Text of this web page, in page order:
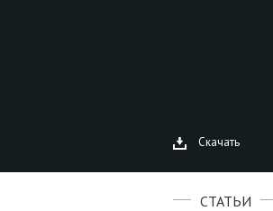
Скачать
СТАТЬИ